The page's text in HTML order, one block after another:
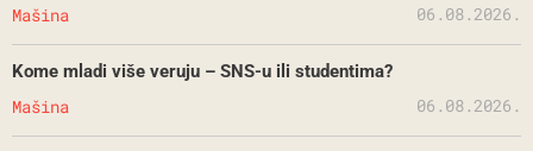
Mašina 06.08.2026.
Kome mladi više veruju – SNS-u ili studentima?
Mašina 06.08.2026.